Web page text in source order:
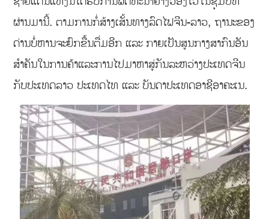
ຜ່ານມານີ້. ຕາມການກໍ່ສ້າງເສັ້ນທາງລົດໄຟຈີນ-ລາວ, ຖານະຂອງ
ດ່ານບໍ່ຫານຈະຍົກຂື້ນຕື່ມອີກ ແລະ ກາຍເປັນສູນກາງສາກົນອັນ
ສຳຄັນໃນການຄ້າແລະການໄປມາຫາສູ່ກັນລະຫວ່າງປະເທດຈີນ
ກັບປະເທດລາວ ປະເທດໄທ ແລະ ບັນດາປະເທດອາຊີອາຄະເນ.